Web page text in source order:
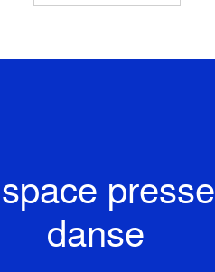
presse
danse